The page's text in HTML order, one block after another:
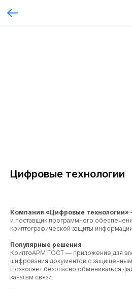
Цифровые технологии
Компания «Цифровые технологии»
и поставщик программного
криптографической защиты
Популярные решения
КриптоАРМ ГОСТ — приложение для
шифрования документов с
Позволяет безопасно обмениваться
каналам связи.